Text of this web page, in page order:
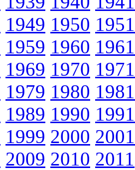
1949 1950 1951
1959 1960 1961
1969 1970 1971
1979 1980 1981
1989 1990 1991
1999 2000 2001
2009 2010 2011